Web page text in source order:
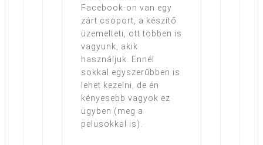
Facebook-on van egy
zárt csoport, a készítő
üzemelteti, ott többen is
vagyunk, akik
használjuk. Ennél
sokkal egyszerűbben is
lehet kezelni, de én
kényesebb vagyok ez
ügyben (meg a
pelusokkal is).